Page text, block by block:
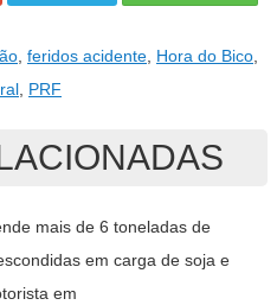
, feridos acidente, Hora do Bico,
, PRF
mais de 6 toneladas de
em carga de soja e
em